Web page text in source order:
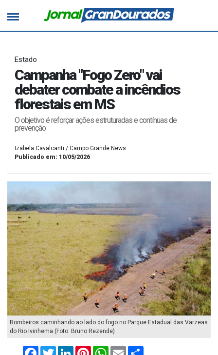
Estado
Campanha "Fogo Zero" vai
debater combate a incêndios
florestais em MS
O objetivo é reforçar ações estruturadas e contínuas de
prevenção
Izabela Cavalcanti / Campo Grande News
Publicado em: 10/05/2026
Bombeiros caminhando ao lado do fogo no Parque Estadual das Varzeas
do Rio Ivinhema (Foto: Bruno Rezende)
FacebookTwitterLinkedInPinterestWhatsApp
Email